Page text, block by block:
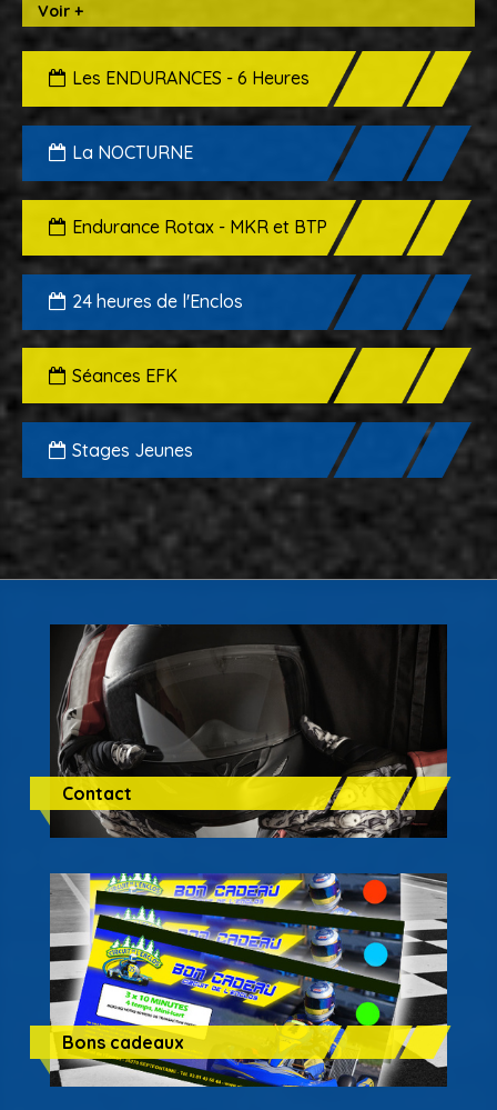
Voir +
Les ENDURANCES - 6 Heures
La NOCTURNE
Endurance Rotax - MKR et BTP
24 heures de l'Enclos
Séances EFK
Stages Jeunes
Contact
Bons cadeaux